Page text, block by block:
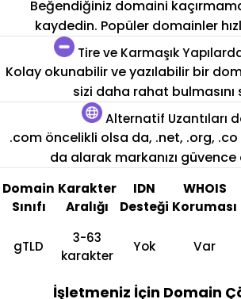
Beğendiğiniz domaini
kaydedin. Popüler domainler
Tire ve Karmaşık
Kolay okunabilir ve yazılabilir bir
sizi daha rahat bulmasını
Alternatif Uzantıları
.com öncelikli olsa da, .net, .org, .co
da alarak markanızı güvence
Domain
Sınıfı
Karakter
Aralığı
IDN
Desteği
WHOIS
Koruması
gTLD
3-63
karakter
Yok Var
İşletmeniz İçin Domain